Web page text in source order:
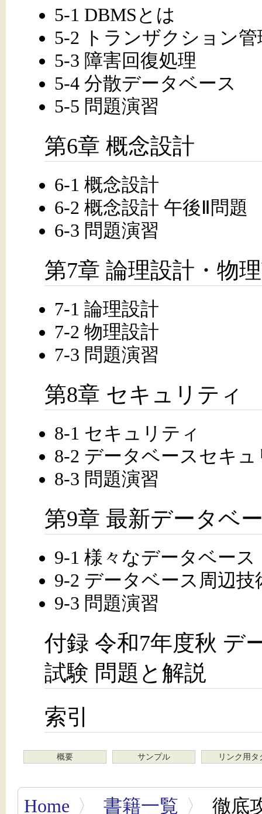
5-1 DBMSとは
5-2 トランザクション管
5-3 障害回復処理
5-4 分散データベース
5-5 問題演習
第6章 概念設計
6-1 概念設計
6-2 概念設計 午後Ⅱ問題
6-3 問題演習
第7章 論理設計・物
7-1 論理設計
7-2 物理設計
7-3 問題演習
第8章 セキュリティ
8-1 セキュリティ
8-2 データベースセキ
8-3 問題演習
第9章 最新データベ
9-1 様々なデータベース
9-2 データベース周辺技
9-3 問題演習
付録 令和7年度秋 デ
試験 問題と解説
索引
概要 サンプル リンク用タ
Home 〉 書籍一覧 〉 徹底